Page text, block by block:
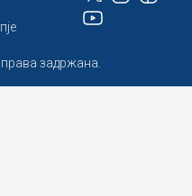
задржана.